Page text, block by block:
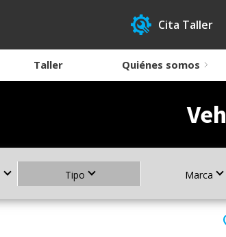
Cita Taller
Taller Quiénes somos
Tipo Marca